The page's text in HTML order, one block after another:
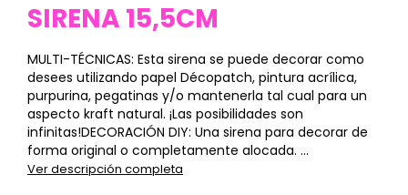
SIRENA 15,5CM
MULTI-TÉCNICAS: Esta sirena se puede decorar como
desees utilizando papel Décopatch, pintura acrílica,
purpurina, pegatinas y/o mantenerla tal cual para un
aspecto kraft natural. ¡Las posibilidades son
infinitas!DECORACIÓN DIY: Una sirena para decorar de
forma original o completamente alocada. ...
Ver descripción completa